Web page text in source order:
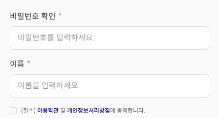
비밀번호 확인
이름
(필수) 이용약관 및 개인정보처리방침에 동의합니다.